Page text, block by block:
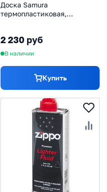
Доска Samura
термопластиковая,
2 230 руб
В наличии
Купить